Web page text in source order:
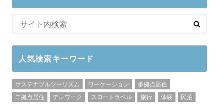
人気検索キーワード
サステナブルツーリズム ワーケーション
多拠点居住
二拠点居住
テレワーク スロートラベル 旅行 体験 民泊